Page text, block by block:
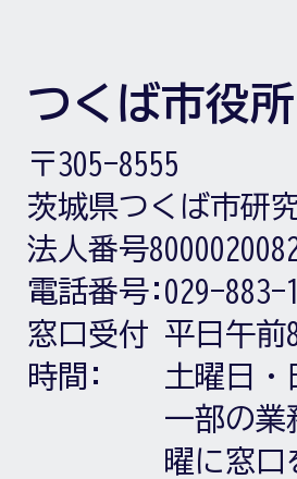
つくば市役所
〒305-8555
茨城県つくば市研
法人番号
電話番号: 029-883-
窓口受付
時間:
平日午前
土曜日・
一部の業
曜に窓口